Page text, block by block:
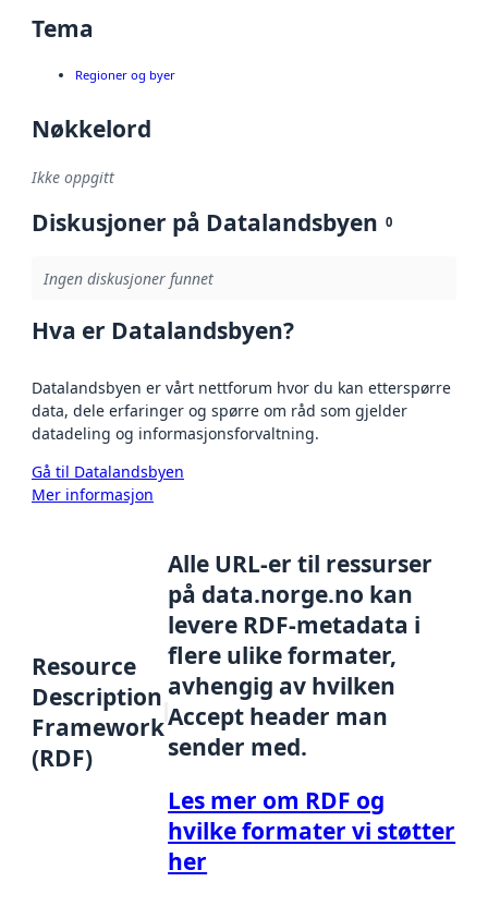
Tema
Regioner og byer
Nøkkelord
Ikke oppgitt
Diskusjoner på Datalandsbyen 0
Ingen diskusjoner funnet
Hva er Datalandsbyen?
Datalandsbyen er vårt nettforum hvor du kan etterspørre
data, dele erfaringer og spørre om råd som gjelder
datadeling og informasjonsforvaltning.
Gå til Datalandsbyen
Mer informasjon
Resource
Description
Framework
(RDF)
Alle URL-er til ressurser
på data.norge.no kan
levere RDF-metadata i
flere ulike formater,
avhengig av hvilken
Accept header man
sender med.
Les mer om RDF og
hvilke formater vi støtter
her